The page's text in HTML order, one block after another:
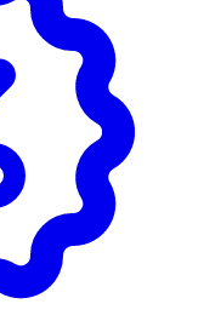
(vuxna):1 kapsel per
ammande.
inte överskridas.